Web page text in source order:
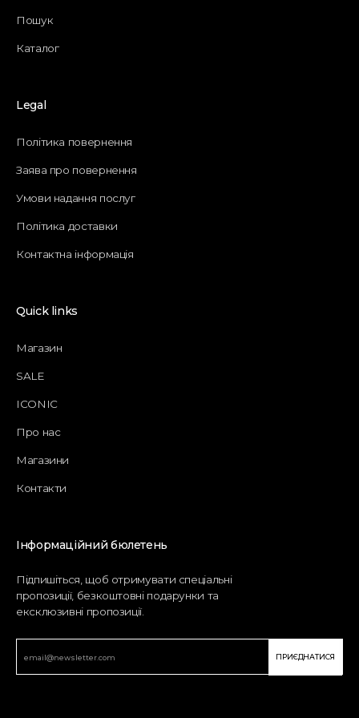
Пошук
Каталог
Legal
Політика повернення
Заява про повернення
Умови надання послуг
Політика доставки
Контактна інформація
Quick links
Магазин
SALE
ICONIC
Про нас
Магазини
Контакти
Інформаційний бюлетень
Підпишіться, щоб отримувати спеціальні
пропозиції, безкоштовні подарунки та
ексклюзивні пропозиції.
ПРИЄДНАТИСЯ